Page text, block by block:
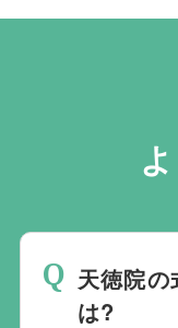
天徳院の
は?